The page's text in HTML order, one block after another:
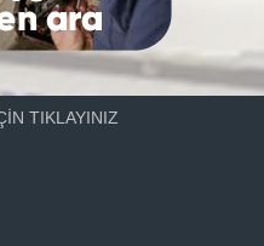
TIKLAYINIZ